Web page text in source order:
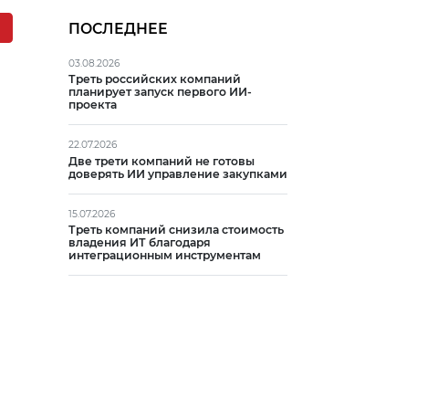
ПОСЛЕДНЕЕ
03.08.2026
Треть российских компаний
планирует запуск первого ИИ-
проекта
22.07.2026
Две трети компаний не готовы
доверять ИИ управление закупками
15.07.2026
Треть компаний снизила стоимость
владения ИТ благодаря
интеграционным инструментам